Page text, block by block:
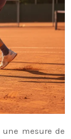
mesure de